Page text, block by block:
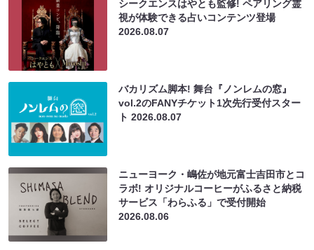
シークエンスはやとも監修! ペアリング霊
視が体験できる占いコンテンツ登場
2026.08.07
バカリズム脚本! 舞台『ノンレムの窓』
vol.2のFANYチケット1次先行受付スター
ト2026.08.07
ニューヨーク・嶋佐が地元富士吉田市とコ
ラボ! オリジナルコーヒーがふるさと納税
サービス「わらふる」で受付開始
2026.08.06